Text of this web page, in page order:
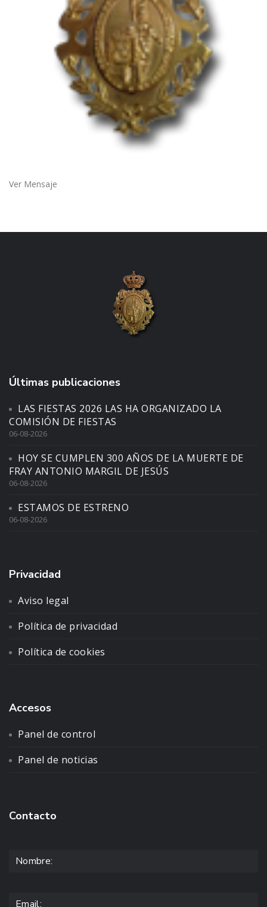
Ver Mensaje
Últimas publicaciones
LAS FIESTAS 2026 LAS HA ORGANIZADO LA
COMISIÓN DE FIESTAS
06-08-2026
HOY SE CUMPLEN 300 AÑOS DE LA MUERTE DE
FRAY ANTONIO MARGIL DE JESÚS
06-08-2026
ESTAMOS DE ESTRENO
06-08-2026
Privacidad
Aviso legal
Política de privacidad
Política de cookies
Accesos
Panel de control
Panel de noticias
Contacto